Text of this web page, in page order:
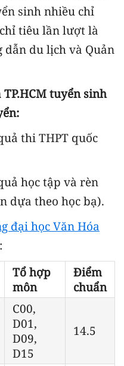
sinh nhiều chỉ
tiêu lần lượt là
dẫn du lịch và Quản
tuyển sinh
thi THPT quốc
học tập và rèn
dựa theo học bạ).
đại học Văn Hóa
Tổ hợp
môn
Điểm
chuẩn
C00,
D01,
D09,
D15
14.5